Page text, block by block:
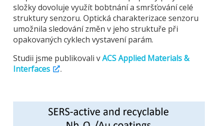
složky dovoluje využít bobtnání a smršťování celé
struktury senzoru. Optická charakterizace senzoru
umožnila sledování změn v jeho struktuře při
opakovaných cyklech vystavení parám.
Studii jsme publikovali vACS Applied Materials &
Interfaces
.